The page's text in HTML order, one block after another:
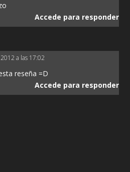
Accede para responder
a las 17:02
reseña =D
Accede para responder